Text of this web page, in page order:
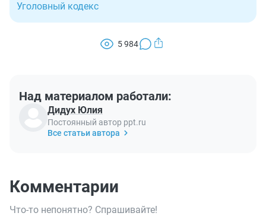
Уголовный кодекс
5 984
Над материалом работали:
Дидух Юлия
Постоянный автор ppt.ru
Все статьи автора
Комментарии
Что-то непонятно? Спрашивайте!